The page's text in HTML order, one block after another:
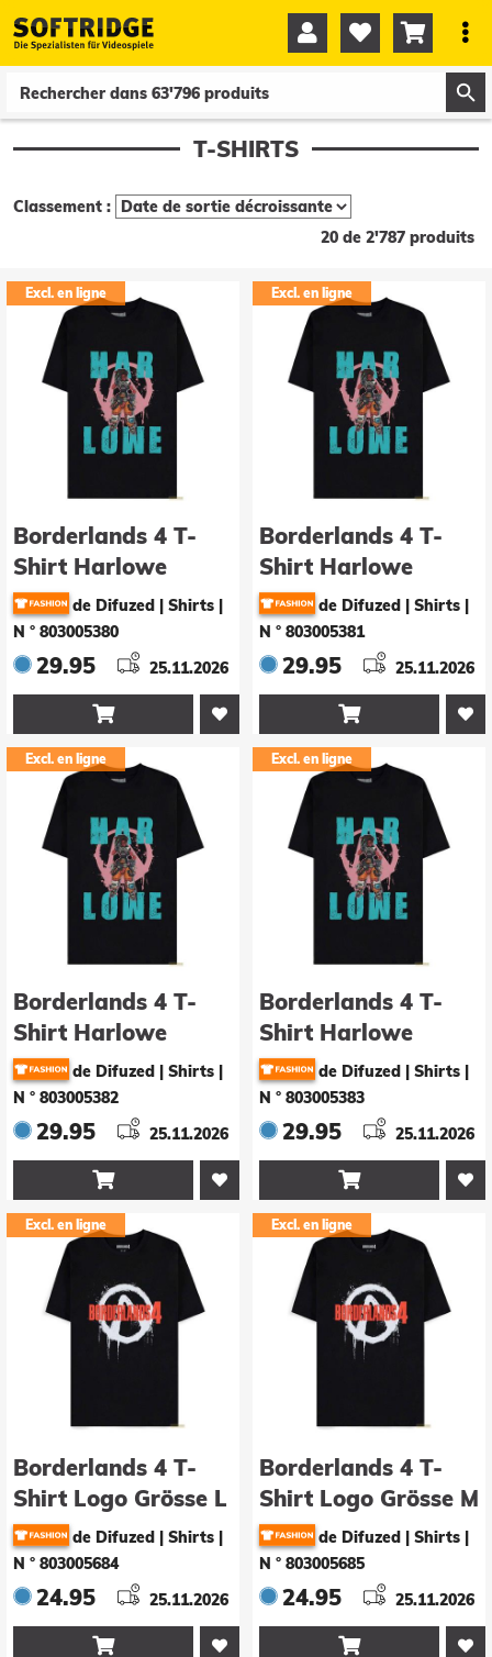
   
T-SHIRTS
Classement :
20 de 2'787 produits
Excl. en ligne
Borderlands 4 T-
Shirt Harlowe
Grösse Lde Difuzed | Shirts
N ° 803005380
29.95 25.11.2026

Excl. en ligne
Borderlands 4 T-
Shirt Harlowe
Grösse Mde Difuzed | Shirts
N ° 803005381
29.95 25.11.2026

Excl. en ligne
Borderlands 4 T-
Shirt Harlowe
Grösse Sde Difuzed | Shirts
N ° 803005382
29.95 25.11.2026

Excl. en ligne
Borderlands 4 T-
Shirt Harlowe
Grösse XLde Difuzed | Shirts
N ° 803005383
29.95 25.11.2026

Excl. en ligne
Borderlands 4 T-
Shirt Logo Grösse L
de Difuzed | Shirts
N ° 803005684
24.95 25.11.2026

Excl. en ligne
Borderlands 4 T-
Shirt Logo Grösse M
de Difuzed | Shirts
N ° 803005685
24.95 25.11.2026
